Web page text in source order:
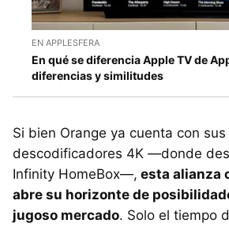
EN APPLESFERA
En qué se diferencia Apple TV de
diferencias y similitudes
Si bien Orange ya cuenta con sus
descodificadores 4K —donde
Infinity HomeBox—, esta alianza
abre su horizonte de
jugoso mercado. Solo el tiempo